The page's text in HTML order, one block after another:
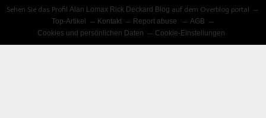
Sehen Sie das ProfilAlan Lomax Rick Deckard Blog auf dem Overblog portal
Top-Artikel
Kontakt Report abuse
AGB
Cookies und persönlichen Daten
Cookie-Einstellungen